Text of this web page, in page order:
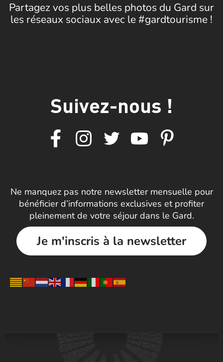
Partagez vos plus belles photos du Gard sur
les réseaux sociaux avec le #gardtourisme !
Suivez-nous !
Ne manquez pas notre newsletter mensuelle pour
bénéficier d’informations exclusives et profiter
pleinement de votre séjour dans le Gard.
Je m'inscris à la newsletter